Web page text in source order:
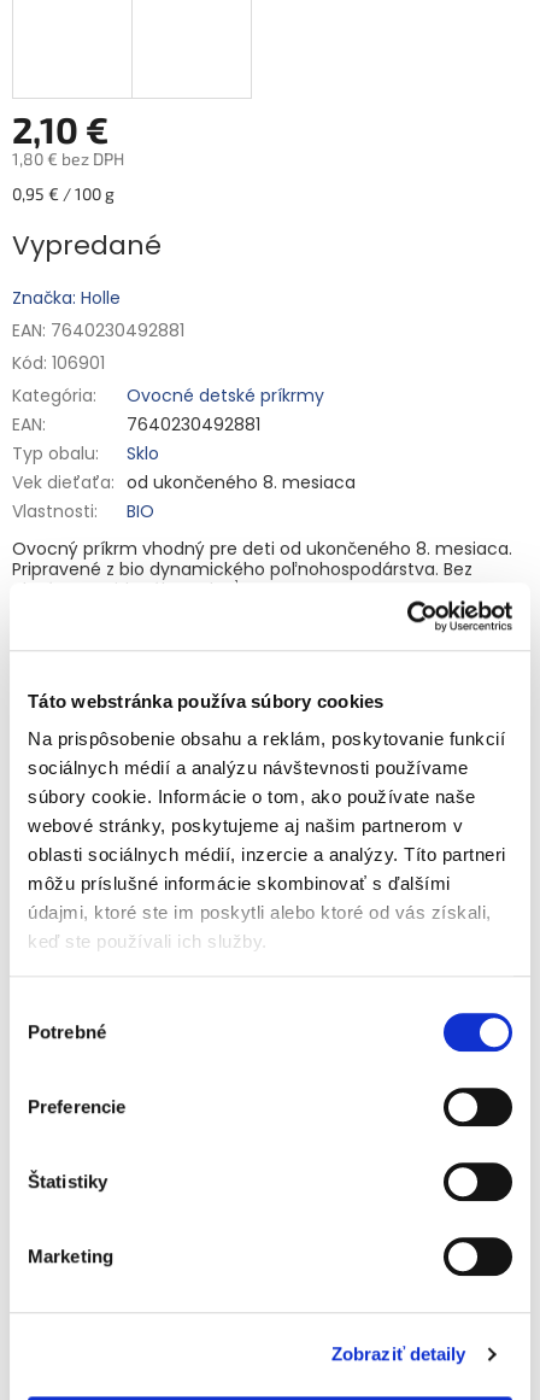
Táto webstránka používa súbory cookies
Na prispôsobenie obsahu a reklám, poskytovanie funkcií
sociálnych médií a analýzu návštevnosti používame
súbory cookie. Informácie o tom, ako používate naše
webové stránky, poskytujeme aj našim partnerom v
oblasti sociálnych médií, inzercie a analýzy. Títo partneri
môžu príslušné informácie skombinovať s ďalšími
údajmi, ktoré ste im poskytli alebo ktoré od vás získali,
keď ste používali ich služby.
súhlasu
Potrebné
Preferencie
Štatistiky
Marketing
Zobraziť detaily
2,10 €
1,80 € bez DPH
Jednotková
0,95 € / 100 g
Vypredané
Značka: Holle
EAN: 7640230492881
Kód: 106901
Kategória:
Ovocné detské príkrmy
EAN:
7640230492881
Typ obalu:
Sklo
Vek dieťaťa: od ukončeného 8. mesiaca
Vlastnosti:
BIO
Ovocný príkrm vhodný pre deti od ukončeného 8. mesiaca.
Pripravené z bio dynamického poľnohospodárstva. Bez
gluténu a pridaného cukru
1
Jablká* (90 %), voda, koncentrát jablkovej šťavy**
(8 %), lesné plody 7 % (maliny** 5 %, čučoriedky** 5 %),
bio poľnohospodárstva.1Obsahuje prirodzene sa vyskytujúce
cukry.
Výživové údaje na 100 g:Energia 216/51 kJ/kcal; tuky 0,1 g;
z toho nasýtené mastné kyseliny 0 g; sacharidy 12 g, z toho
cukry 9,7 g; bielkoviny 0,3 g; soľ 0,05 g; sodík 0,02 g.
Skladovanie:Skladujte na chladnom a suchom mieste.
Neohriatu časť skladujte po otvorení v chladničke
a spotrebujte do 2 dní.
Výrobca/distribútor:Holle Baby Food AG / Baby-Bio s. r. o.
OPÝTAŤ SA STRÁŽIŤ
Súvisiaci tovar
(800 g)
Skladom
Jednotková
26,63 € / 1 kg
Beggs Kids Vitamin D3
400 IU BIO Olive Oil (30